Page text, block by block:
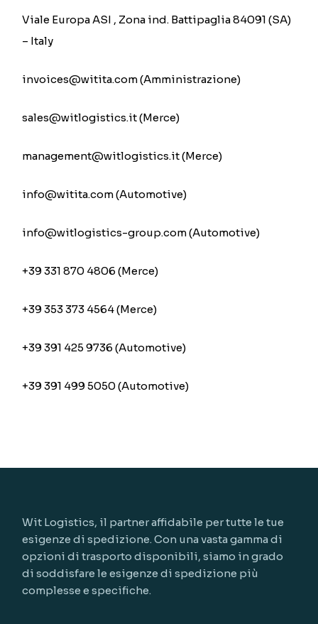
Viale Europa ASI , Zona ind. Battipaglia 84091 (SA)
– Italy
invoices@witita.com (Amministrazione)
sales@witlogistics.it (Merce)
management@witlogistics.it (Merce)
info@witita.com (Automotive)
info@witlogistics-group.com (Automotive)
+39 331 870 4806 (Merce)
+39 353 373 4564 (Merce)
+39 391 425 9736 (Automotive)
+39 391 499 5050 (Automotive)
Wit Logistics, il partner affidabile per tutte le tue
esigenze di spedizione. Con una vasta gamma di
opzioni di trasporto disponibili, siamo in grado
di soddisfare le esigenze di spedizione più
complesse e specifiche.